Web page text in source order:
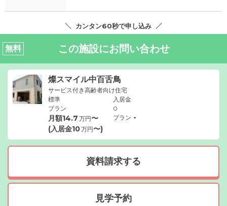
カンタン60秒で申し込み
無料 この施設にお問い合わせ
燦スマイル中百舌鳥
サービス付き高齢者向け住宅
標準
プラン
月額14.7 万円〜
(入居金10万円〜)
入居金
0
プラン -
資料請求する
見学予約